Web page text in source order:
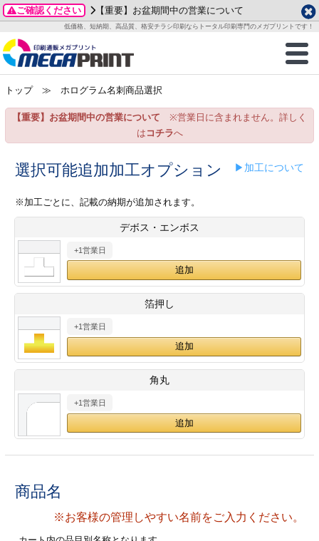
ご確認ください 【重要】お盆期間中の営業について
低価格、短納期、高品質、格安チラシ印刷ならトータル印刷専門のメガプリントです！
商品一覧
グッズ
ステッカー
ックカード印刷
業ツール印刷
＆盛り上げ印刷
ご利用ガイド
お客様へ
いて
方法
/送料について
刷
カード印刷
ックカード名刺
ムカード
型マル型印刷
ード印刷
刷
印刷
印刷
フォルダー
データ作成ガイド
成前に
ガイド
加工指示ガイド
テンプレート
ード印刷
名刺印刷
ックカード
ード印刷
印刷
形マル型
印刷
刷
一覧
わせ
り
プル請求
2026年 8月
月
火 水 木 金
土
1
3
4 5 6 7
8
15
24
25 26 27
29
金
土
1
2 3
9 10 11
12
14
15 16 17 18
19
26
28
29 30
・・休業日
トップ≫ ホログラム名刺商品選択
【重要】お盆期間中の営業について ※営業日に含まれません。詳しく
は コチラへ
選択可能追加加工オプション ▶加工について
※加工ごとに、記載の納期が追加されます。
デボス・エンボス
+1営業日
箔押し
+1営業日
角丸
+1営業日
商品名
※お客様の管理しやすい名前をご入力ください。